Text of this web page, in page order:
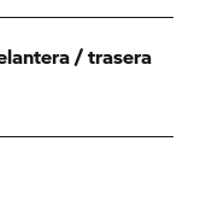
/ trasera